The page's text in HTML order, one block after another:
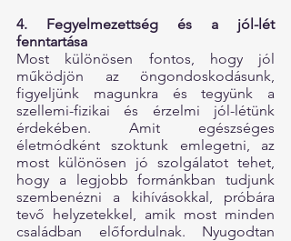
4. Fegyelmezettség és a jól-lét
fenntartása
Most különösen fontos, hogy jól
működjön az öngondoskodásunk,
figyeljünk magunkra és tegyünk a
szellemi-fizikai és érzelmi jól-létünk
érdekében. Amit egészséges
életmódként szoktunk emlegetni, az
most különösen jó szolgálatot tehet,
hogy a legjobb formánkban tudjunk
szembenézni a kihívásokkal, próbára
tevő helyzetekkel, amik most minden
családban előfordulnak. Nyugodtan